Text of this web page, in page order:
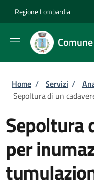
Regione Lombardia
Briciole di
Home / Servizi /
Sepoltura di un
Sepoltura
per